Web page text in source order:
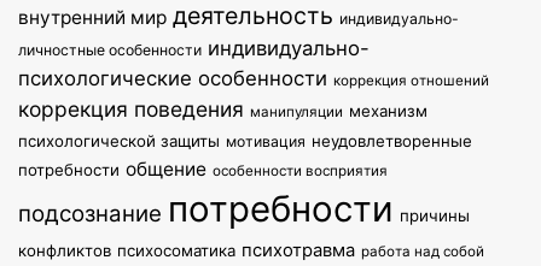
внутренний мир деятельность индивидуально-
личностные особенности индивидуально-
психологические особенности коррекция отношений
коррекция поведения манипуляции механизм
психологической защиты мотивация неудовлетворенные
потребности общение особенности восприятия
подсознание потребности причины
конфликтов психосоматика психотравма работа над собой